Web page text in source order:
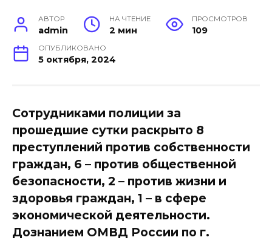
АВТОР
admin
НА ЧТЕНИЕ
2 мин
ПРОСМОТРОВ
109
ОПУБЛИКОВАНО
5 октября, 2024
Сотрудниками полиции за
прошедшие сутки раскрыто 8
преступлений против собственности
граждан, 6 – против общественной
безопасности, 2 – против жизни и
здоровья граждан, 1 – в сфере
экономической деятельности.
Дознанием ОМВД России по г.